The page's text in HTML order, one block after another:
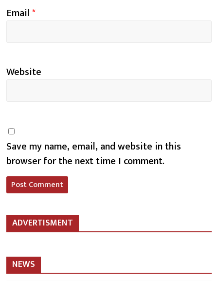
Email*
Website
Save my name, email, and website in this
browser for the next time I comment.
ADVERTISMENT
NEWS